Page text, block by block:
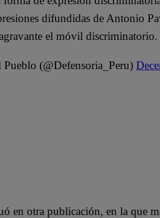
difundidas de Antonio
el móvil
(@Defensoria_Peru)
en otra publicación, en la que